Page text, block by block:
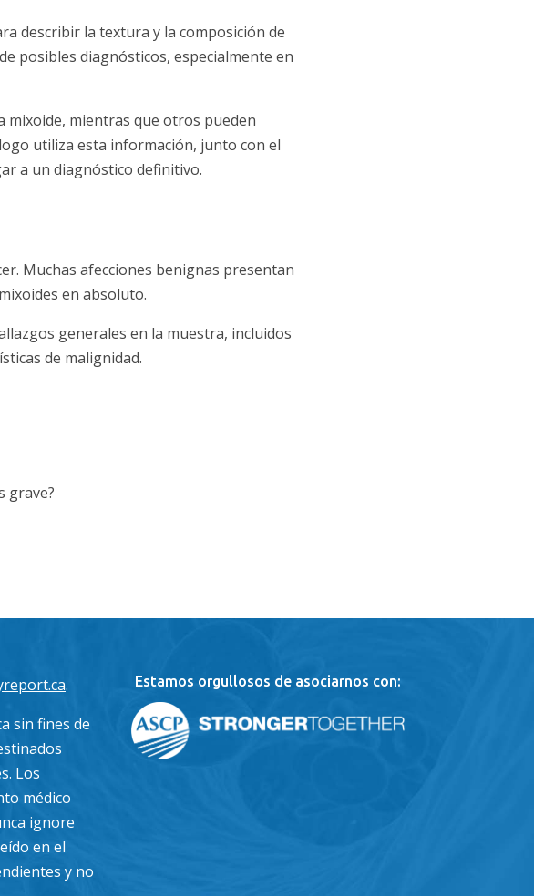
describir la textura y la composición de
posibles diagnósticos, especialmente en
mixoide, mientras que otros pueden
utiliza esta información, junto con el
a un diagnóstico definitivo.
Muchas afecciones benignas presentan
en absoluto.
generales en la muestra, incluidos
de malignidad.
grave?
.
sin fines de
Los
médico
ignore
en el
y no
Estamos orgullosos de asociarnos con: